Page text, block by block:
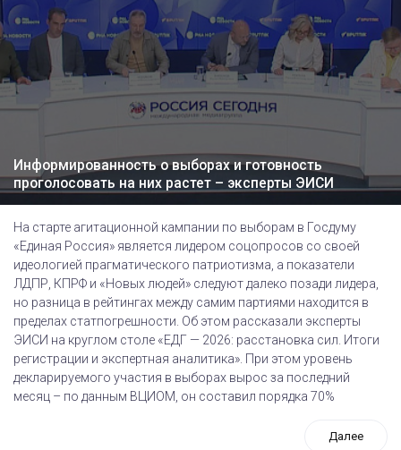
Информированность о выборах и готовность
проголосовать на них растет – эксперты ЭИСИ
На старте агитационной кампании по выборам в Госдуму
«Единая Россия» является лидером соцопросов со своей
идеологией прагматического патриотизма, а показатели
ЛДПР, КПРФ и «Новых людей» следуют далеко позади лидера,
но разница в рейтингах между самим партиями находится в
пределах статпогрешности. Об этом рассказали эксперты
ЭИСИ на круглом столе «ЕДГ — 2026: расстановка сил. Итоги
регистрации и экспертная аналитика». При этом уровень
декларируемого участия в выборах вырос за последний
месяц – по данным ВЦИОМ, он составил порядка 70%
Далее